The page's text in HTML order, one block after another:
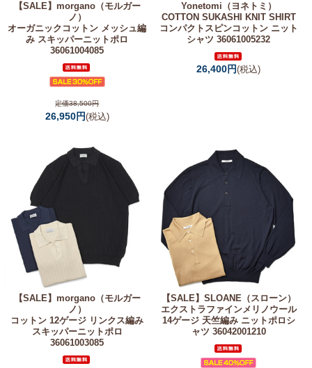
【SALE】 morgano（モルガー
ノ）
オーガニックコットン メッシュ編
み スキッパーニットポロ
36061004085
定価38,500円
26,950円(税込)
Yonetomi（ヨネトミ）
COTTON SUKASHI KNIT SHIRT
コンパクトスピンコットン ニット
シャツ 36061005232
26,400円(税込)
【SALE】 morgano（モルガー
ノ）
コットン 12ゲージ リンクス編み
スキッパーニットポロ
36061003085
【SALE】 SLOANE（スローン）
エクストラファインメリノウール
14ゲージ 天竺編み ニットポロシ
ャツ 36042001210